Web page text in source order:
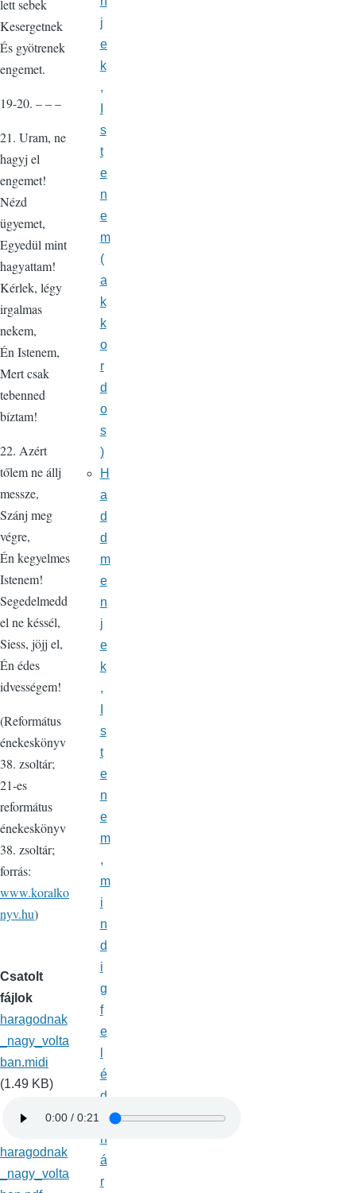
lett sebek
Kesergetnek
És gyötrenek
engemet.
19-20. – – –
21. Uram, ne
hagyj el
engemet!
Nézd
ügyemet,
Egyedül mint
hagyattam!
Kérlek, légy
irgalmas
nekem,
Én Istenem,
Mert csak
tebenned
bíztam!
22. Azért
tőlem ne állj
messze,
Szánj meg
végre,
Én kegyelmes
Istenem!
Segedelmedd
el ne késsél,
Siess, jöjj el,
Én édes
idvességem!
(Református
énekeskönyv
38. zsoltár;
21-es
református
énekeskönyv
38. zsoltár;
forrás:
www.koralko
nyv.hu)
Csatolt
fájlok
haragodnak
_nagy_volta
ban.midi
(1.49 KB)
haragodnak
_nagy_volta
j
e
k
,
s
t
e
n
e
m
(
a
k
k
o
r
d
o
s
)
H
a
d
d
m
e
n
j
e
k
,
s
t
e
n
e
m
,
m
i
n
d
i
g
f
e
é
d
h
á
r